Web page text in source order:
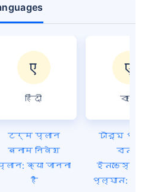
हिंदी
टर्म प्लान
बनाम निवेश
क्या जानना
है
বাংলা
টার্ম
বনাম
প্ল্যান: কি